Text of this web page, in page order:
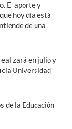
El aporte y
hoy día está
de una
en julio y
Universidad
de la Educación